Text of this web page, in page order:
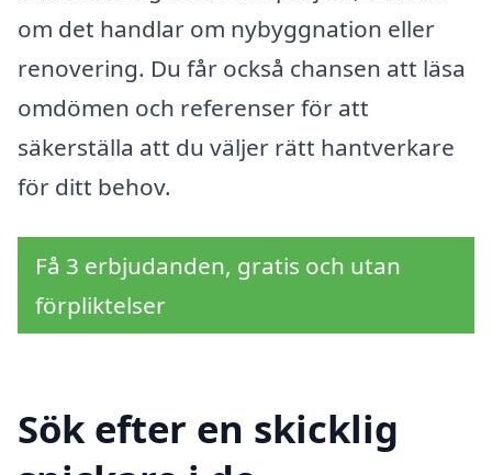
om det handlar om nybyggnation eller
renovering. Du får också chansen att läsa
omdömen och referenser för att
säkerställa att du väljer rätt hantverkare
för ditt behov.
Få 3 erbjudanden, gratis och utan
förpliktelser
Sök efter en skicklig